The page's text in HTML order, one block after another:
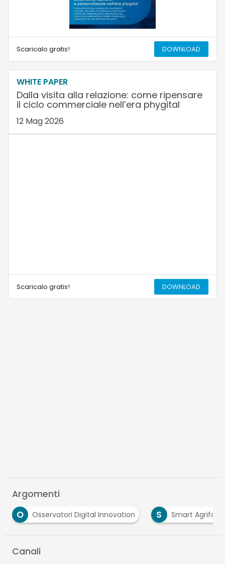
Scaricalo gratis! DOWNLOAD
WHITE PAPER
Dalla visita alla relazione: come ripensare
il ciclo commerciale nell’era phygital
12 Mag 2026
Scaricalo gratis! DOWNLOAD
Argomenti
S Smart Agrifood tracciabilità
Canali